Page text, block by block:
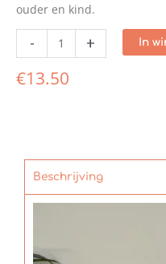
ouder en kind.
- + In
€13.50
Beschrijving